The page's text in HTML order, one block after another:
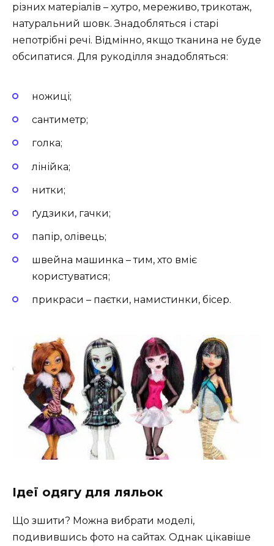
різних матеріалів – хутро, мереживо, трикотаж,
натуральний шовк. Знадобляться і старі
непотрібні речі. Відмінно, якщо тканина не буде
обсипатися. Для рукоділля знадобляться:
ножиці;
сантиметр;
голка;
лінійка;
нитки;
ґудзики, гачки;
папір, олівець;
швейна машинка – тим, хто вміє
користуватися;
прикраси – паєтки, намистинки, бісер.
Ідеї одягу для ляльок
Що зшити? Можна вибрати моделі,
подивившись фото на сайтах. Однак цікавіше